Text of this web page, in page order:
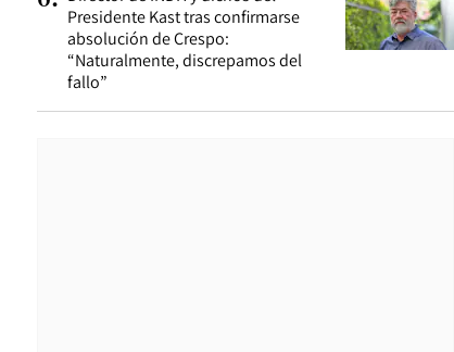
Presidente Kast tras confirmarse
absolución de Crespo:
“Naturalmente, discrepamos del
fallo”